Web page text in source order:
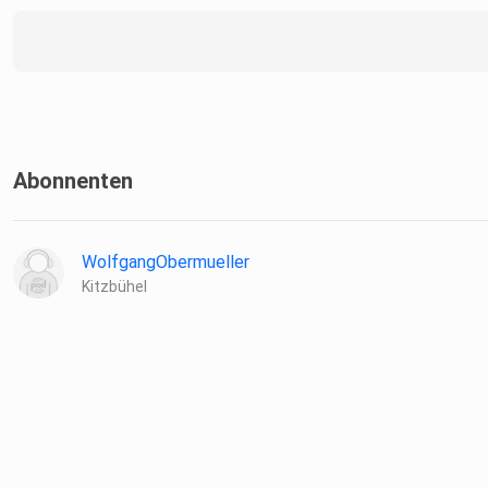
Abonnenten
WolfgangObermueller
Kitzbühel